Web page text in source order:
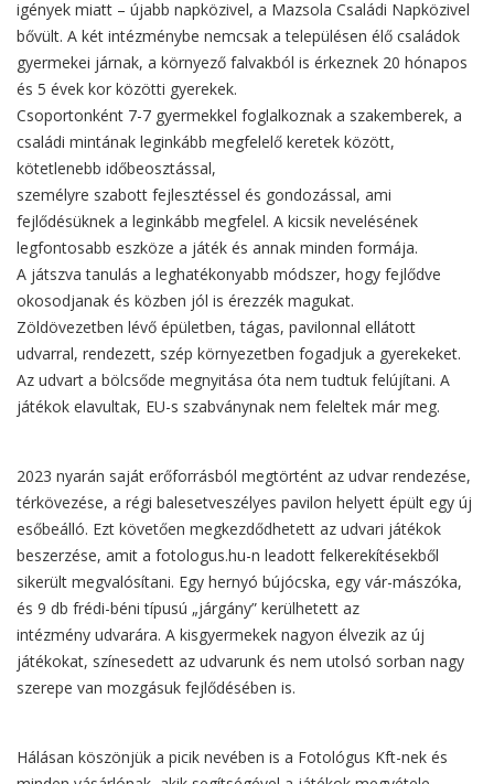
igények miatt – újabb napközivel, a Mazsola Családi Napközivel
bővült. A két intézménybe nemcsak a településen élő családok
gyermekei járnak, a környező falvakból is érkeznek 20 hónapos
és 5 évek kor közötti gyerekek.
Csoportonként 7-7 gyermekkel foglalkoznak a szakemberek, a
családi mintának leginkább megfelelő keretek között,
kötetlenebb időbeosztással,
személyre szabott fejlesztéssel és gondozással, ami
fejlődésüknek a leginkább megfelel. A kicsik nevelésének
legfontosabb eszköze a játék és annak minden formája.
A játszva tanulás a leghatékonyabb módszer, hogy fejlődve
okosodjanak és közben jól is érezzék magukat.
Zöldövezetben lévő épületben, tágas, pavilonnal ellátott
udvarral, rendezett, szép környezetben fogadjuk a gyerekeket.
Az udvart a bölcsőde megnyitása óta nem tudtuk felújítani. A
játékok elavultak, EU-s szabványnak nem feleltek már meg.
2023 nyarán saját erőforrásból megtörtént az udvar rendezése,
térkövezése, a régi balesetveszélyes pavilon helyett épült egy új
esőbeálló. Ezt követően megkezdődhetett az udvari játékok
beszerzése, amit a fotologus.hu-n leadott felkerekítésekből
sikerült megvalósítani. Egy hernyó bújócska, egy vár-mászóka,
és 9 db frédi-béni típusú „járgány” kerülhetett az
intézmény udvarára. A kisgyermekek nagyon élvezik az új
játékokat, színesedett az udvarunk és nem utolsó sorban nagy
szerepe van mozgásuk fejlődésében is.
Hálásan köszönjük a picik nevében is a Fotológus Kft-nek és